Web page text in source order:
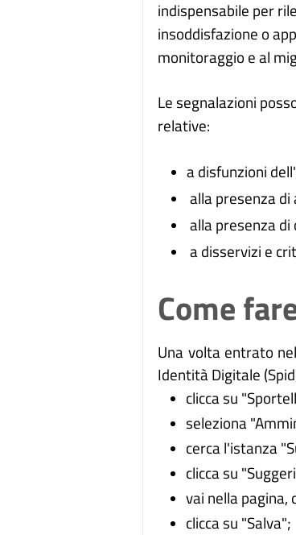
indispensabile per
insoddisfazione o
monitoraggio e al
Le segnalazioni
relative:
a disfunzioni
alla presenza
alla presenza
a disservizi e
Come
Una volta entrato
Identità Digitale (
clicca su
seleziona
cerca l'istanza
clicca su
vai nella pagina,
clicca su "Salva";